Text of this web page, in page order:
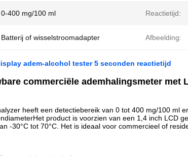
0-400 mg/100 ml Reactietijd:
Batterij of wisselstroomadapter Afbeelding:
adem-alcohol tester 5 seconden reactietijd
commerciële ademhalingsmeter met
heeft een detectiebereik van 0 tot 400 mg/100 ml
product is voorzien van een 1,4 inch LCD
-30°C tot 70°C. Het is ideaal voor commercieel of